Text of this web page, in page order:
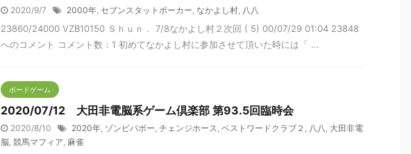
2020/9/7 2000年, セブンスタットポーカー, なかよし村, 八八
23860/24000 VZB10150 Ｓｈｕｎ． 7/8なかよし村２次回 ( 5) 00/07/29 01:04 23848
へのコメント コメント数：1 初めてなかよし村に参加させて頂いた時には「 ...
ボードゲーム
2020/07/12 大田非電脳系ゲーム倶楽部 第93.5回臨時会
2020/8/10 2020年, ゾンビバボー, チェンジホース, ベストワードクラブ２ , 八八, 大田非電
脳, 競馬マフィア, 麻雀